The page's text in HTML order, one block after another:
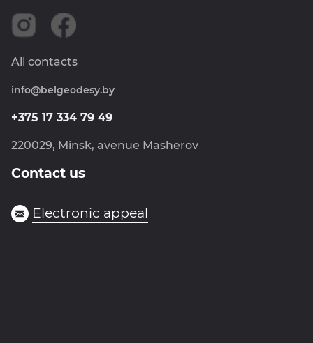
Certificates
Careers
News
SPPS RB
Metrology
Navigation
Photogrammetry
Contact us
220029, Minsk, avenue Masherov
+375 17 334 79 49
info@belgeodesy.by
All contacts
Electronic appeal